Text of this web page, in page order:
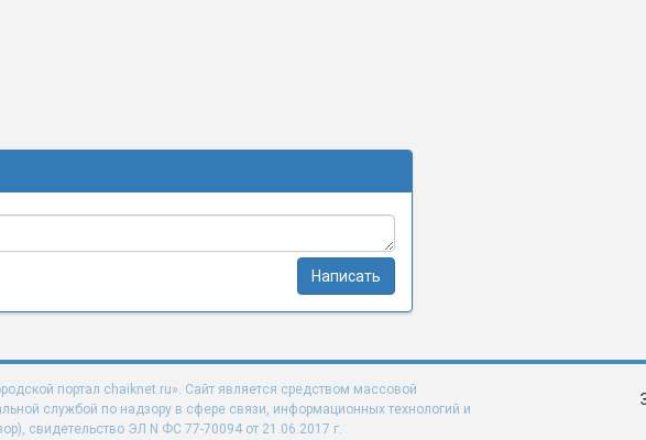
Написать
портал chaiknet.ru». Сайт является средством массовой
службой по надзору в сфере связи, информационных технологий и
свидетельство ЭЛ N ФС 77-70094 от 21.06.2017 г.